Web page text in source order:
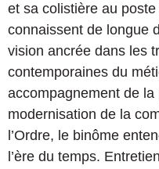
et sa colistière au
connaissent de longue
vision ancrée dans les
contemporaines du
accompagnement de
modernisation de la
l’Ordre, le binôme
l’ère du temps.